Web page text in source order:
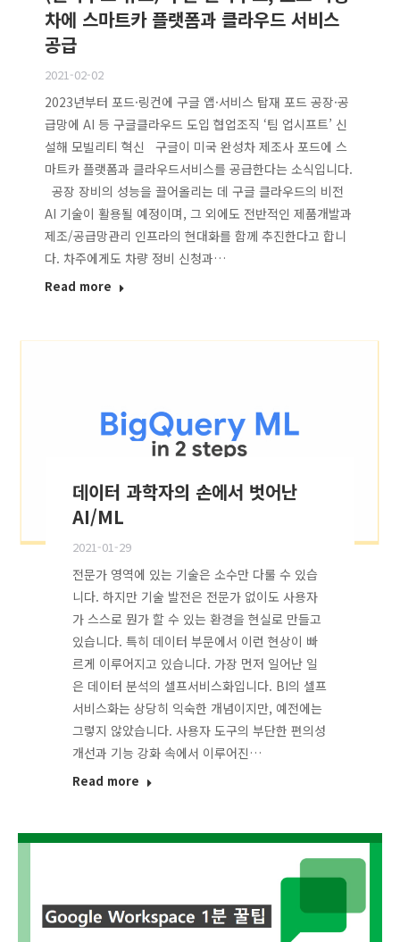
차에 스마트카 플랫폼과 클라우드 서비스
공급
2021-02-02
2023년부터 포드·링컨에 구글 앱·서비스 탑재 포드 공장·공
급망에 AI 등 구글클라우드 도입 협업조직 ‘팀 업시프트’ 신
설해 모빌리티 혁신 구글이 미국 완성차 제조사 포드에 스
마트카 플랫폼과 클라우드서비스를 공급한다는 소식입니다.
공장 장비의 성능을 끌어올리는 데 구글 클라우드의 비전
AI 기술이 활용될 예정이며, 그 외에도 전반적인 제품개발과
제조/공급망관리 인프라의 현대화를 함께 추진한다고 합니
다. 차주에게도 차량 정비 신청과…
Read more
데이터 과학자의 손에서 벗어난
AI/ML
2021-01-29
전문가 영역에 있는 기술은 소수만 다룰 수 있습
니다. 하지만 기술 발전은 전문가 없이도 사용자
가 스스로 뭔가 할 수 있는 환경을 현실로 만들고
있습니다. 특히 데이터 부문에서 이런 현상이 빠
르게 이루어지고 있습니다. 가장 먼저 일어난 일
은 데이터 분석의 셀프서비스화입니다. BI의 셀프
서비스화는 상당히 익숙한 개념이지만, 예전에는
그렇지 않았습니다. 사용자 도구의 부단한 편의성
개선과 기능 강화 속에서 이루어진…
Read more